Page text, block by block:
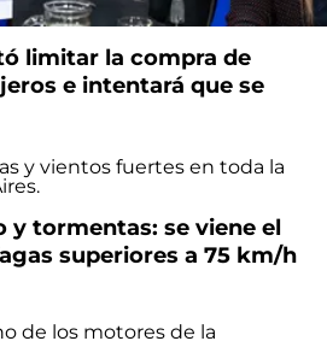
limitar la compra de
e intentará que se
y tormentas: se viene el
superiores a 75 km/h